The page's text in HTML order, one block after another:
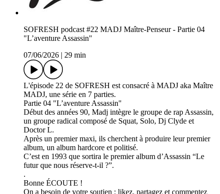
SOFRESH podcast #22 MADJ Maître-Penseur - Partie 04
"L’aventure Assassin"
07/06/2026
29 min
L'épisode 22 de SOFRESH est consacré à MADJ aka Maître
MADJ, une série en 7 parties.
Partie 04 "L’aventure Assassin"
Début des années 90, Madj intègre le groupe de rap Assassin,
un groupe radical composé de Squat, Solo, Dj Clyde et
Doctor L.
Après un premier maxi, ils cherchent à produire leur premier
album, un album hardcore et politisé.
C’est en 1993 que sortira le premier album d’Assassin “Le
futur que nous réserve-t-il ?”.
.
Bonne ÉCOUTE !
On a besoin de votre soutien : likez, partagez et commentez